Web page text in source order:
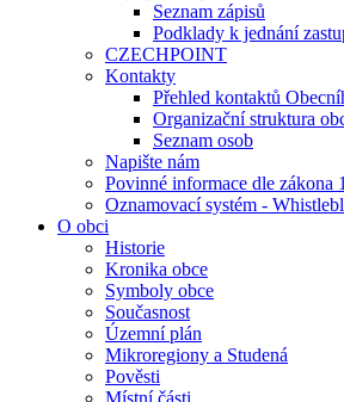
Seznam zápisů
Podklady k jednání
CZECHPOINT
Kontakty
Přehled kontaktů
Organizační struktura
Seznam osob
Napište nám
Povinné informace dle zákona
Oznamovací systém -
O obci
Historie
Kronika obce
Symboly obce
Současnost
Územní plán
Mikroregiony a Studená
Pověsti
Místní části